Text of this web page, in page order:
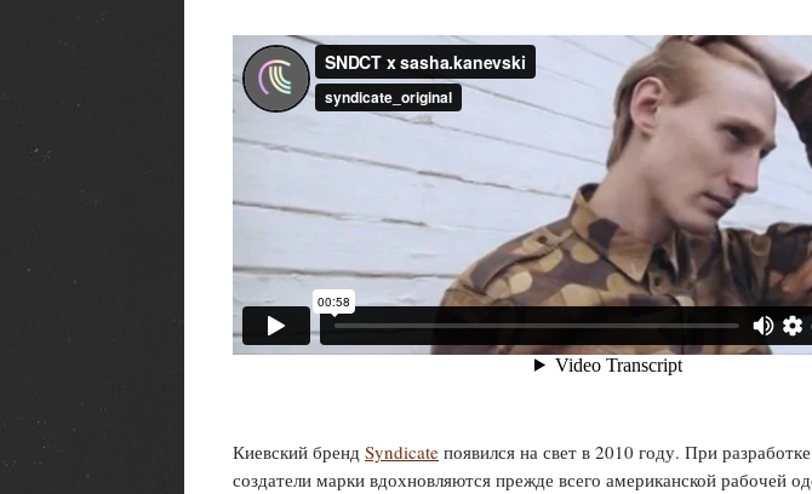
Киевский бренд Syndicate появился на свет в 2010 году. При
создатели марки вдохновляются прежде всего американской рабочей